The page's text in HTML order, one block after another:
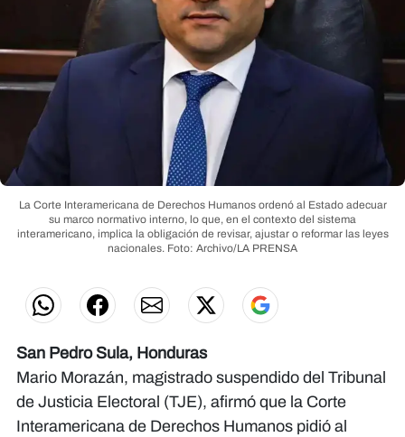
La Corte Interamericana de Derechos Humanos ordenó al Estado adecuar
su marco normativo interno, lo que, en el contexto del sistema
interamericano, implica la obligación de revisar, ajustar o reformar las leyes
nacionales. Foto: Archivo/LA PRENSA
San Pedro Sula, Honduras
Mario Morazán, magistrado suspendido del Tribunal
de Justicia Electoral (TJE), afirmó que la Corte
Interamericana de Derechos Humanos pidió al